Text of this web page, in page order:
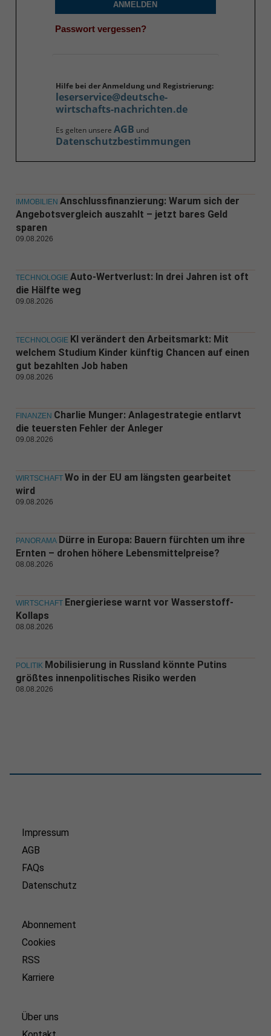
ANMELDEN
Passwort vergessen?
Hilfe bei der Anmeldung und Registrierung:
leserservice@deutsche-
wirtschafts-nachrichten.de
Es gelten unsere AGB und
Datenschutzbestimmungen
IMMOBILIEN Anschlussfinanzierung: Warum sich der
Angebotsvergleich auszahlt – jetzt bares Geld
sparen
09.08.2026
TECHNOLOGIE Auto-Wertverlust: In drei Jahren ist oft
die Hälfte weg
09.08.2026
TECHNOLOGIE KI verändert den Arbeitsmarkt: Mit
welchem Studium Kinder künftig Chancen auf einen
gut bezahlten Job haben
09.08.2026
FINANZEN Charlie Munger: Anlagestrategie entlarvt
die teuersten Fehler der Anleger
09.08.2026
WIRTSCHAFT Wo in der EU am längsten gearbeitet
wird
09.08.2026
PANORAMA Dürre in Europa: Bauern fürchten um ihre
Ernten – drohen höhere Lebensmittelpreise?
08.08.2026
WIRTSCHAFT Energieriese warnt vor Wasserstoff-
Kollaps
08.08.2026
POLITIK Mobilisierung in Russland könnte Putins
größtes innenpolitisches Risiko werden
08.08.2026
Impressum
AGB
FAQs
Datenschutz
Abonnement
Cookies
RSS
Karriere
Über uns